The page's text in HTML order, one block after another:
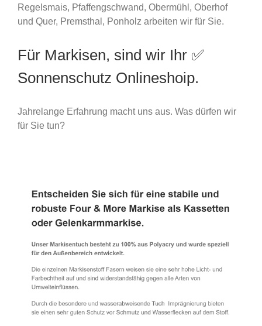
Regelsmais, Pfaffengschwand, Obermühl, Oberhof
und Quer, Premsthal, Ponholz arbeiten wir für Sie.
Für Markisen, sind wir Ihr ✅
Sonnenschutz Onlineshoip.
Jahrelange Erfahrung macht uns aus. Was dürfen wir
für Sie tun?